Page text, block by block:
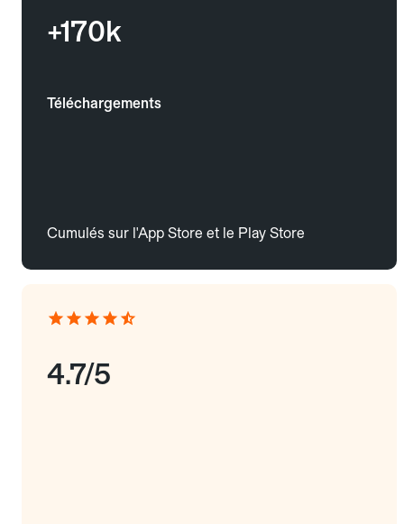
+170k
Téléchargements
Cumulés sur l'App Store et le Play Store
4.7/5